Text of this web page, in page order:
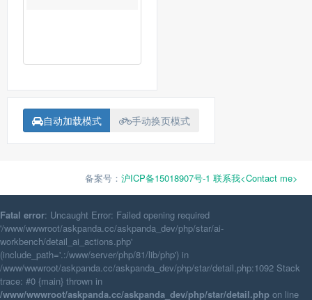
自动加载模式 手动换页模式
备案号： 沪ICP备15018907号-1 联系我<Contact me>
Fatal error: Uncaught Error: Failed opening required
'/www/wwwroot/askpanda.cc/askpanda_dev/php/star/ai-
workbench/detail_ai_actions.php'
(include_path='.:/www/server/php/81/lib/php') in
/www/wwwroot/askpanda.cc/askpanda_dev/php/star/detail.php:1092 Stack
trace: #0 {main} thrown in
/www/wwwroot/askpanda.cc/askpanda_dev/php/star/detail.php on line